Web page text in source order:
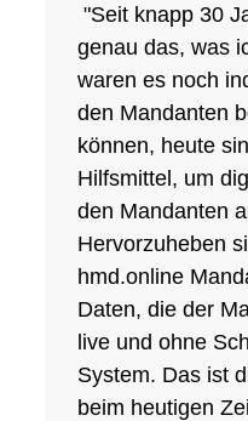
"Seit knapp 30
genau das, was
waren es noch
den Mandanten
können, heute
Hilfsmittel, um
den Mandanten
Hervorzuheben
hmd.online
Daten, die der
live und ohne
System. Das ist
beim heutigen